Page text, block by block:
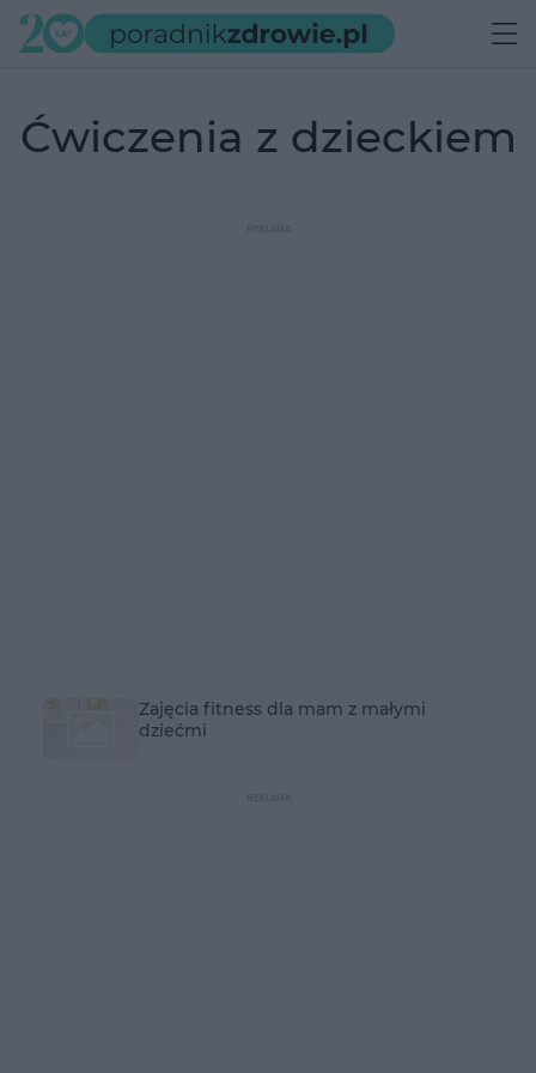
ćwiczenia z dzieckiem
Zajęcia fitness dla mam z małymi
dziećmi